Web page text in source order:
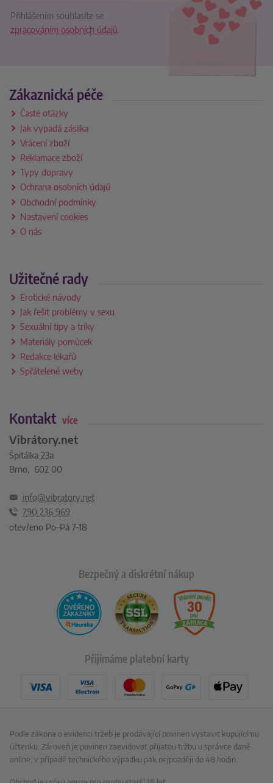
Přihlášením souhlasíte se
zpracováním osobních údajů.
Zákaznická péče
Časté otázky
Jak vypadá zásilka
Vrácení zboží
Reklamace zboží
Typy dopravy
Ochrana osobních údajů
Obchodní podmínky
Nastavení cookies
O nás
Užitečné rady
Erotické návody
Jak řešit problémy v sexu
Sexuální tipy a triky
Materiály pomůcek
Redakce lékařů
Spřátelené weby
Kontakt více
Vibrátory.net
Špitálka 23a
Brno, 602 00
info@vibratory.net
790 236 969
otevřeno Po–Pá 7–18
Bezpečný a diskrétní nákup
Přijímáme platební karty
Podle zákona o evidenci tržeb je prodávající povinen vystavit kupujícímu
účtenku. Zároveň je povinen zaevidovat přijatou tržbu u správce daně
online; v případě technického výpadku pak nejpozději do 48 hodin.